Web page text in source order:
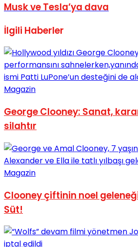
Musk ve Tesla’ya dava
İlgili Haberler
Magazin
George Clooney: Sanat,
silahtır
Magazin
Clooney çiftinin noel
Süt!